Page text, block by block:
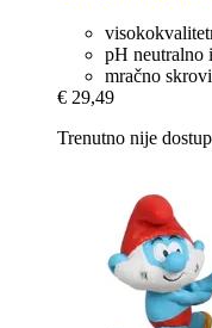
pH neutralno
mračno
€ 29,49
Trenutno nije